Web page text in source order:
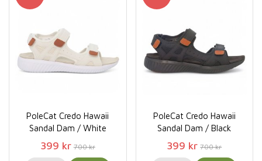
PoleCat Credo Hawaii
Sandal Dam / White
399 kr 700 kr
PoleCat Credo Hawaii
Sandal Dam / Black
399 kr 700 kr